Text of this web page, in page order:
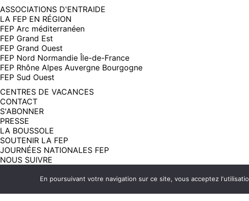
ASSOCIATIONS D'ENTRAIDE
LA FEP EN RÉGION
FEP Arc méditerranéen
FEP Grand Est
FEP Grand Ouest
FEP Nord Normandie Île-de-France
FEP Rhône Alpes Auvergne Bourgogne
FEP Sud Ouest
CENTRES DE VACANCES
CONTACT
S'ABONNER
PRESSE
LA BOUSSOLE
SOUTENIR LA FEP
JOURNÉES NATIONALES FEP
NOUS SUIVRE
ACCESSIBILITÉEn poursuivant votre navigation sur ce site, vous acceptez